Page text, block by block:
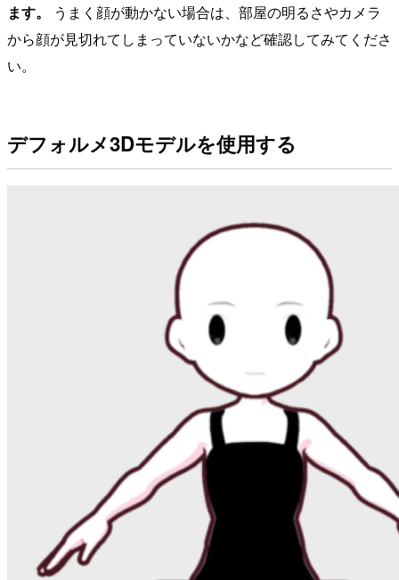
ます。
うまく顔が動かない場合は、部屋の明るさやカメラ
から顔が見切れてしまっていないかなど確認してみてくださ
い。
デフォルメ3Dモデルを使用する